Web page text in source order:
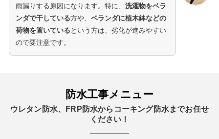
雨漏りする原因になります。特に、洗濯物をベラ
ンダで干している方や、ベランダに植木鉢などの
荷物を置いているという方は、劣化が進みやすい
ので要注意です。
防水工事メニュー
ウレタン防水、FRP防水からコーキング防水までお任せ
ください！